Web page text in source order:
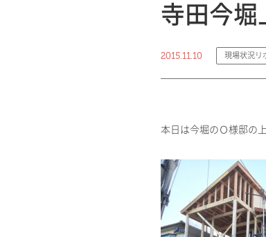
寺田今堀
2015.11.10 現場状況リ
本日は今堀のＯ様邸の